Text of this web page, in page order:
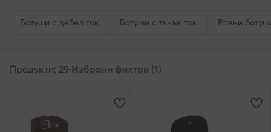
Ботуши с дебел ток Ботуши с тънък ток Равни
Продукти: 29·Избрани филтри (1)